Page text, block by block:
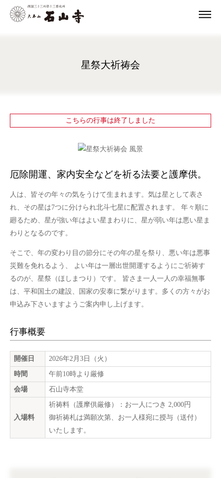
星祭大祈祷会
こちらの行事は終了しました
厄除開運、家内安全などを祈る法要と護摩供。
人は、皆その年々の気をうけて生まれます。気は星として表さ
れ、その星は7つに分けられ北斗七星に配置されます。 年々順に
廻るため、星が強い年はよい星まわりに、星が弱い年は悪い星ま
わりとなるのです。
そこで、年の変わり目の節分にその年の星を祭り、悪い年は悪事
災難を免れるよう、 よい年は一層出世開運するようにご祈祷す
るのが、星祭（ほしまつり）です。 皆さま一人一人の幸福無事
は、平和国土の建設、国家の安泰に繋がります。多くの方々がお
申込み下さいますようご案内申し上げます。
行事概要
開催日 2026年2月3日（火）
時間 午前10時より厳修
会場 石山寺本堂
入場料
祈祷料（護摩供厳修）：お一人につき 2,000円
御祈祷札は満願次第、お一人様宛に授与（送付）
いたします。